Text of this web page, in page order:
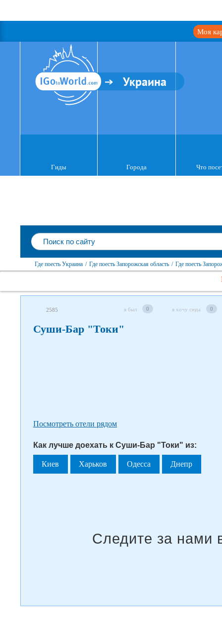
Моя
Украина
Гиды Города Что
Где поесть Украина / Где поесть Запорожская область / Где поесть
2585 я был 0 я хочу сюда 0
Суши-Бар "Токи"
Посмотреть отели рядом
Как лучше доехать к Суши-Бар "Токи" из:
Киев Харьков Одесса Днепр